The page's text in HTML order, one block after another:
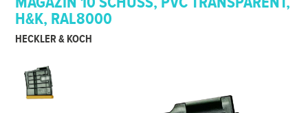
H&K, RAL8000
HECKLER & KOCH